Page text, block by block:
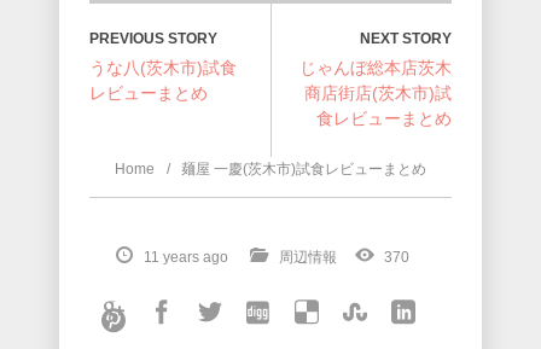
PREVIOUS STORY
うな八(茨木市)試食
レビューまとめ
NEXT STORY
じゃんぼ総本店茨木
商店街店(茨木市)試
食レビューまとめ
Home 麺屋 一慶(茨木市)試食レビューまとめ
11 years ago 周辺情報 370